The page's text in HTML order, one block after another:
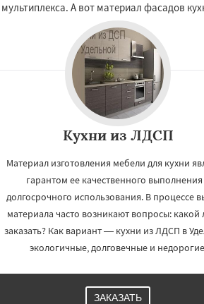
А вот материал фасадов
Кухни из ЛДСП
Материал изготовления мебели для кухни
гарантом ее качественного
долгосрочного использования. В процессе
материала часто возникают вопросы: какой
заказать? Как вариант — кухни из ЛДСП в
экологичные, долговечные и
ЗАКАЗАТЬ